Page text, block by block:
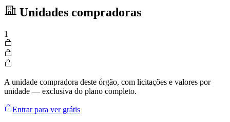
Unidades compradoras
1
A unidade compradora deste órgão, com licitações e valores por
unidade — exclusiva do plano completo.
Entrar para ver grátis